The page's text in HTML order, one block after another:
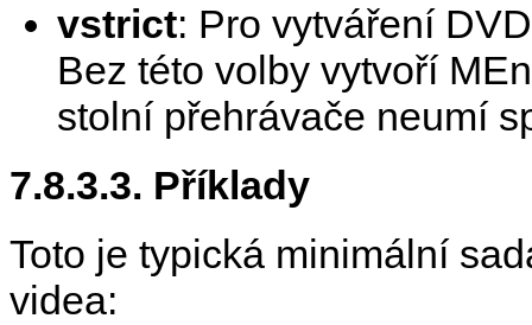
vstrict: Pro vytváření
Bez této volby vytvoří
stolní přehrávače neumí
7.8.3.3. Příklady
Toto je typická minimální
videa: